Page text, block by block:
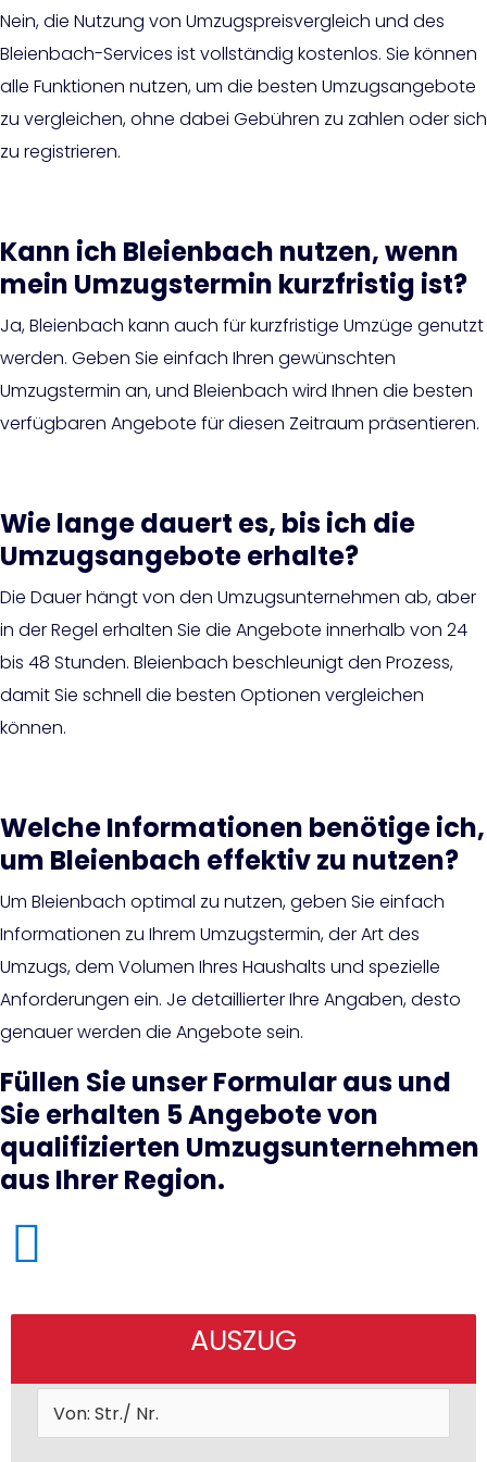
Nein, die Nutzung von Umzugspreisvergleich und des
Bleienbach-Services ist vollständig kostenlos. Sie können
alle Funktionen nutzen, um die besten Umzugsangebote
zu vergleichen, ohne dabei Gebühren zu zahlen oder sich
zu registrieren.
Kann ich Bleienbach nutzen, wenn
mein Umzugstermin kurzfristig ist?
Ja, Bleienbach kann auch für kurzfristige Umzüge genutzt
werden. Geben Sie einfach Ihren gewünschten
Umzugstermin an, und Bleienbach wird Ihnen die besten
verfügbaren Angebote für diesen Zeitraum präsentieren.
Wie lange dauert es, bis ich die
Umzugsangebote erhalte?
Die Dauer hängt von den Umzugsunternehmen ab, aber
in der Regel erhalten Sie die Angebote innerhalb von 24
bis 48 Stunden. Bleienbach beschleunigt den Prozess,
damit Sie schnell die besten Optionen vergleichen
können.
Welche Informationen benötige ich,
um Bleienbach effektiv zu nutzen?
Um Bleienbach optimal zu nutzen, geben Sie einfach
Informationen zu Ihrem Umzugstermin, der Art des
Umzugs, dem Volumen Ihres Haushalts und spezielle
Anforderungen ein. Je detaillierter Ihre Angaben, desto
genauer werden die Angebote sein.
Füllen Sie unser Formular aus und
Sie erhalten 5 Angebote von
qualifizierten Umzugsunternehmen
aus Ihrer Region.
AUSZUG